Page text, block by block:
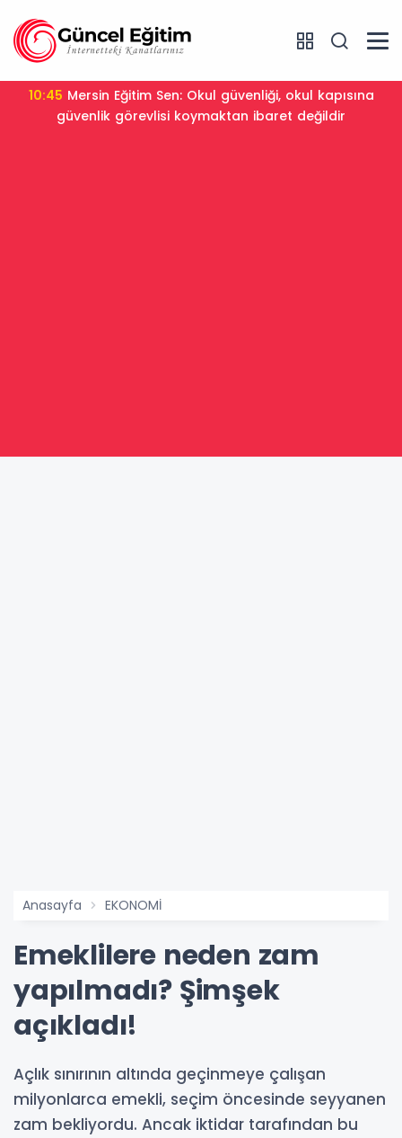
10:45
güvenlik görevlisi koymaktan ibaret değildir
Anasayfa EKONOMİ
Emeklilere neden zam
yapılmadı? Şimşek
açıkladı!
Açlık sınırının altında geçinmeye çalışan
milyonlarca emekli, seçim öncesinde seyyanen
zam bekliyordu. Ancak iktidar tarafından bu